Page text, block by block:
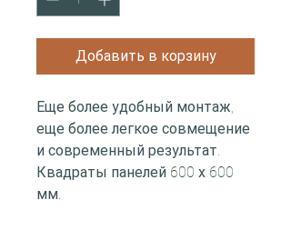
Добавить в корзину
Еще более удобный монтаж,
еще более легкое совмещение
и современный результат.
Квадраты панелей 600 х 600
мм.